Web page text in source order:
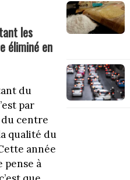
les
éliminé en
du
par
du centre
qualité du
année
pense à